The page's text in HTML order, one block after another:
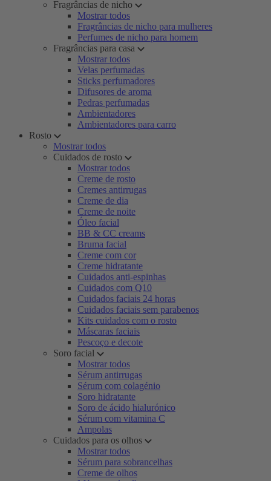
Fragrâncias de nicho
Mostrar todos
Fragrâncias de nicho para mulheres
Perfumes de nicho para homem
Fragrâncias para casa
Mostrar todos
Velas perfumadas
Sticks perfumadores
Difusores de aroma
Pedras perfumadas
Ambientadores
Ambientadores para carro
Rosto
Mostrar todos
Cuidados de rosto
Mostrar todos
Creme de rosto
Cremes antirrugas
Creme de dia
Creme de noite
Óleo facial
BB & CC creams
Bruma facial
Creme com cor
Creme hidratante
Cuidados anti-espinhas
Cuidados com Q10
Cuidados faciais 24 horas
Cuidados faciais sem parabenos
Kits cuidados com o rosto
Máscaras faciais
Pescoço e decote
Soro facial
Mostrar todos
Sérum antirrugas
Sérum com colagénio
Soro hidratante
Soro de ácido hialurónico
Sérum com vitamina C
Ampolas
Cuidados para os olhos
Mostrar todos
Sérum para sobrancelhas
Creme de olhos